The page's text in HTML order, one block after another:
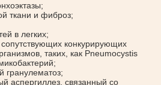
ткани и фиброз;
в легких;
сопутствующих конкурирующих
таких, как Pneumocystis
гранулематоз;
аспергиллез, связанный со